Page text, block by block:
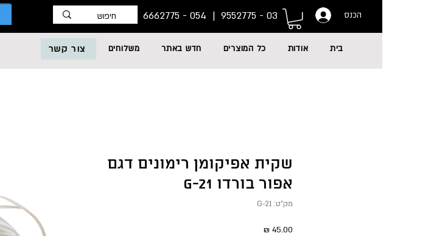
הכנס 03 - 9552775 |
בית אודות כל המוצרים חדש באתר משלוחים צור קשר
שקית אפיקומן רימונים דגם
אפור בורדו G-21
מק"ט: G-21
מחיר